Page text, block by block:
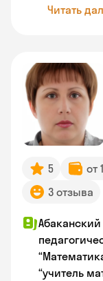
Читать
5 от
3 отзыва
“учитель